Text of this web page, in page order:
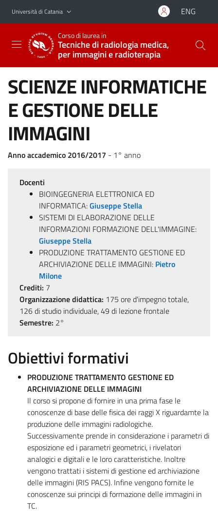
Vai al contenuto principale
Vai al menu di navigazione
Università di Catania ENG
Corso di laurea in
Tecniche di radiologia medica,
per immagini e radioterapia
SCIENZE INFORMATICHE
E GESTIONE DELLE
IMMAGINI
Anno accademico 2016/2017 - 1° anno
Docenti
BIOINGEGNERIA ELETTRONICA ED
INFORMATICA:Giuseppe Stella
SISTEMI DI ELABORAZIONE DELLE
INFORMAZIONI FORMAZIONE DELL'IMMAGINE:
Giuseppe Stella
PRODUZIONE TRATTAMENTO GESTIONE ED
ARCHIVIAZIONE DELLE IMMAGINI: Pietro
Milone
Crediti: 7
Organizzazione didattica: 175 ore d'impegno totale,
126 di studio individuale, 49 di lezione frontale
Semestre: 2°
Obiettivi formativi
PRODUZIONE TRATTAMENTO GESTIONE ED
ARCHIVIAZIONE DELLE IMMAGINI
Il corso si propone di fornire in una prima fase le
conoscenze di base delle fisica dei raggi X riguardamte la
produzione delle immagini radiologiche.
Successivamente prende in considerazione i parametri di
esposizione ed i parametri geometrici, i rivelatori
analogici e digitali e le loro caratteristiche. Inoltre
vengono trattati i sistemi di gestione ed archiviazione
delle immagini (RIS PACS). Infine vengono fornite le
conoscenze sui principi di formazione delle immagini in
TC.